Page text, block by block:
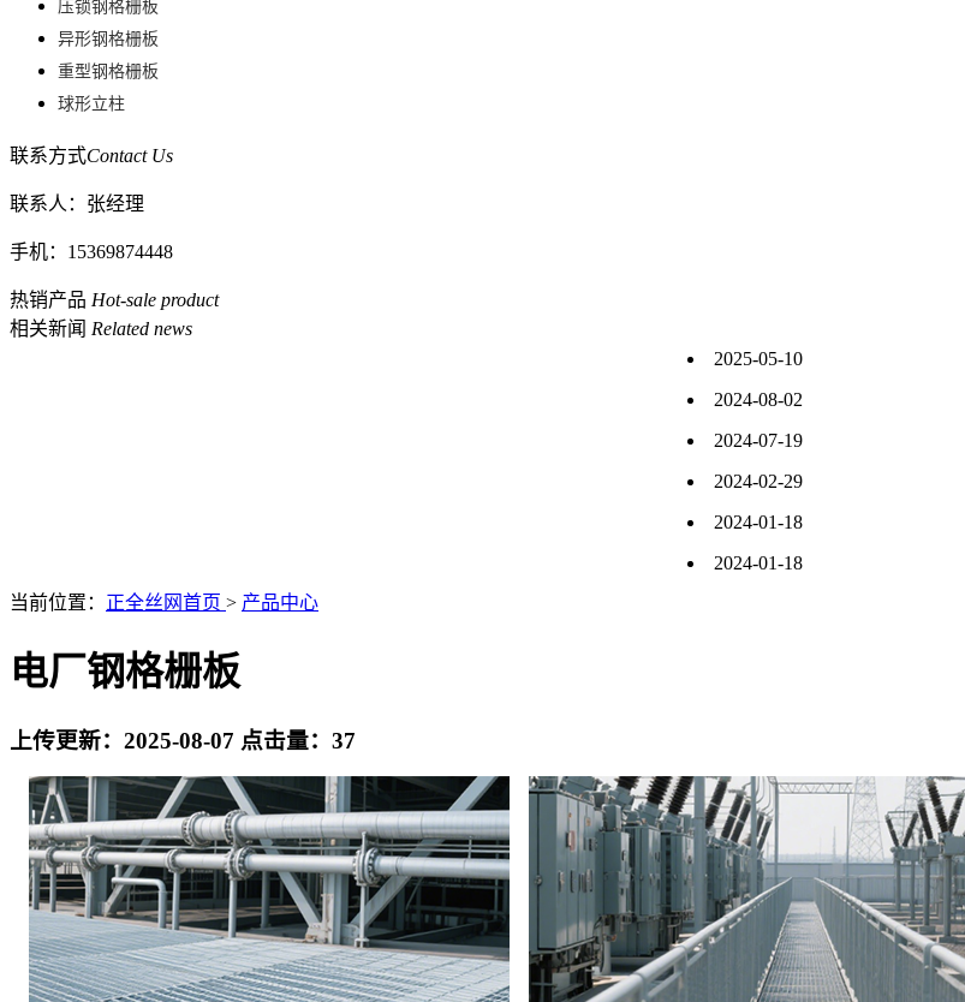
压锁钢格栅板
异形钢格栅板
重型钢格栅板
球形立柱
联系方式Contact Us
联系人：张经理
手机：15369874448
热销产品 Hot-sale product
相关新闻 Related news
2025-05-10
钢格栅规划原则
2024-08-02
工厂地坑盖板的使用条件
2024-07-19
鳄鱼嘴防滑板特色
2024-02-29
热镀锌钢格栅板G325/30/100的含
2024-01-18
钢架结构花纹板不平如何处理
2024-01-18
当前位置： 正全丝网首页 > 产品中心
电厂钢格栅板
上传更新：2025-08-07 点击量： 37